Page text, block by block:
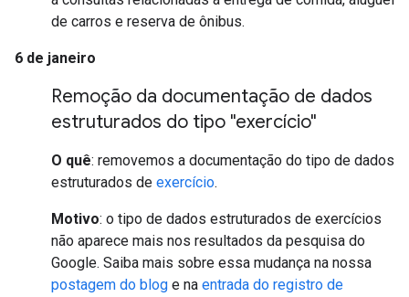
de carros e reserva de ônibus.
6 de janeiro
Remoção da documentação de dados
estruturados do tipo "exercício"
O quê: removemos a documentação do tipo de dados
estruturados de exercício.
Motivo: o tipo de dados estruturados de exercícios
não aparece mais nos resultados da pesquisa do
Google. Saiba mais sobre essa mudança na nossa
postagem do blog e na entrada do registro de